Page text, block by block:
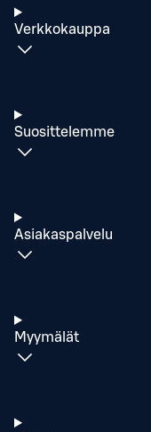
Verkkokauppa
Suosittelemme
Asiakaspalvelu
Myymälät